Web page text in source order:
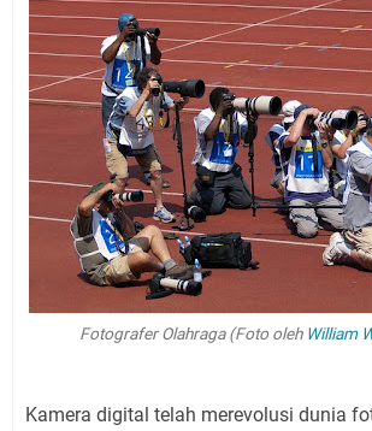
Fotografer Olahraga (Foto oleh William
Kamera digital telah merevolusi dunia